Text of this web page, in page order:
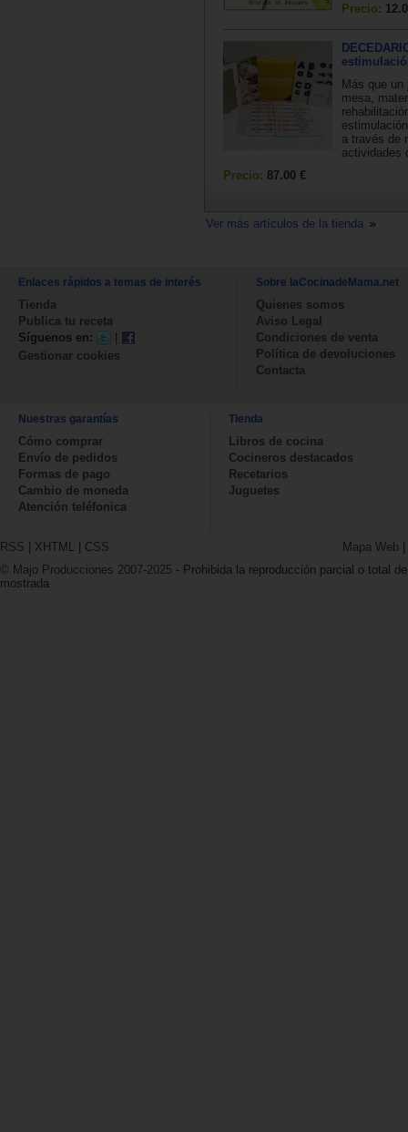
Precio:
Más que un
mesa,
a través de
actividades
Precio: 87.00 €
Ver más artículos de la tienda
Enlaces rápidos a temas de interés
Tienda
Publica tu receta
Síguenos en:
|
Gestionar cookies
Sobre laCocinadeMama.net
Quienes somos
Aviso Legal
Condiciones de venta
Política de devoluciones
Contacta
Nuestras garantías
Cómo comprar
Envío de pedidos
Formas de pago
Cambio de moneda
Atención teléfonica
Tienda
Libros de cocina
Cocineros destacados
Recetarios
Juguetes
RSS | XHTML | CSS Mapa Web |
© Majo Producciones 2007-2025 - Prohibida la reproducción parcial o total
mostrada